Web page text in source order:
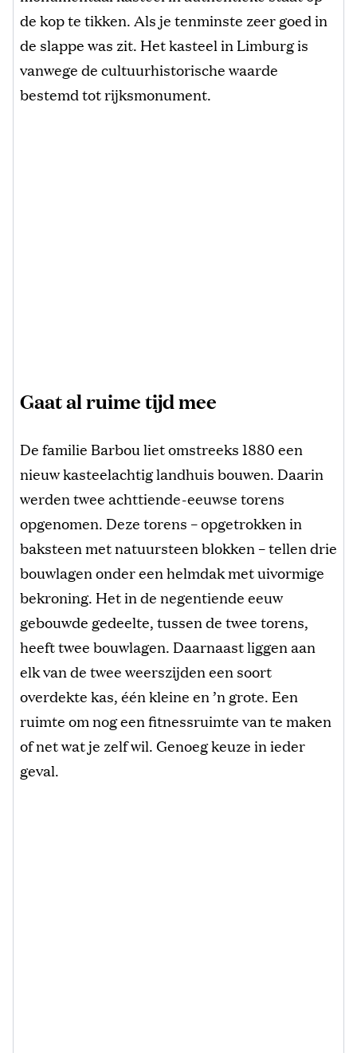
de kop te tikken. Als je tenminste zeer goed in
de slappe was zit. Het kasteel in Limburg is
vanwege de cultuurhistorische waarde
bestemd tot rijksmonument.
Gaat al ruime tijd mee
De familie Barbou liet omstreeks 1880 een
nieuw kasteelachtig landhuis bouwen. Daarin
werden twee achttiende-eeuwse torens
opgenomen. Deze torens – opgetrokken in
baksteen met natuursteen blokken – tellen drie
bouwlagen onder een helmdak met uivormige
bekroning. Het in de negentiende eeuw
gebouwde gedeelte, tussen de twee torens,
heeft twee bouwlagen. Daarnaast liggen aan
elk van de twee weerszijden een soort
overdekte kas, één kleine en ’n grote. Een
ruimte om nog een fitnessruimte van te maken
of net wat je zelf wil. Genoeg keuze in ieder
geval.